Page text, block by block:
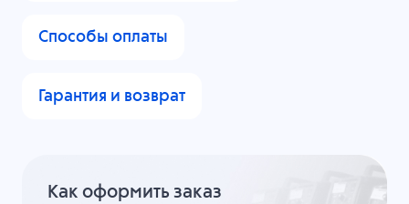
Способы оплаты
Гарантия и возврат
Как оформить заказ